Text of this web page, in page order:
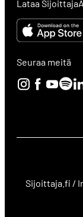
Lataa
Seuraa meitä
Sijoittaja.fi /